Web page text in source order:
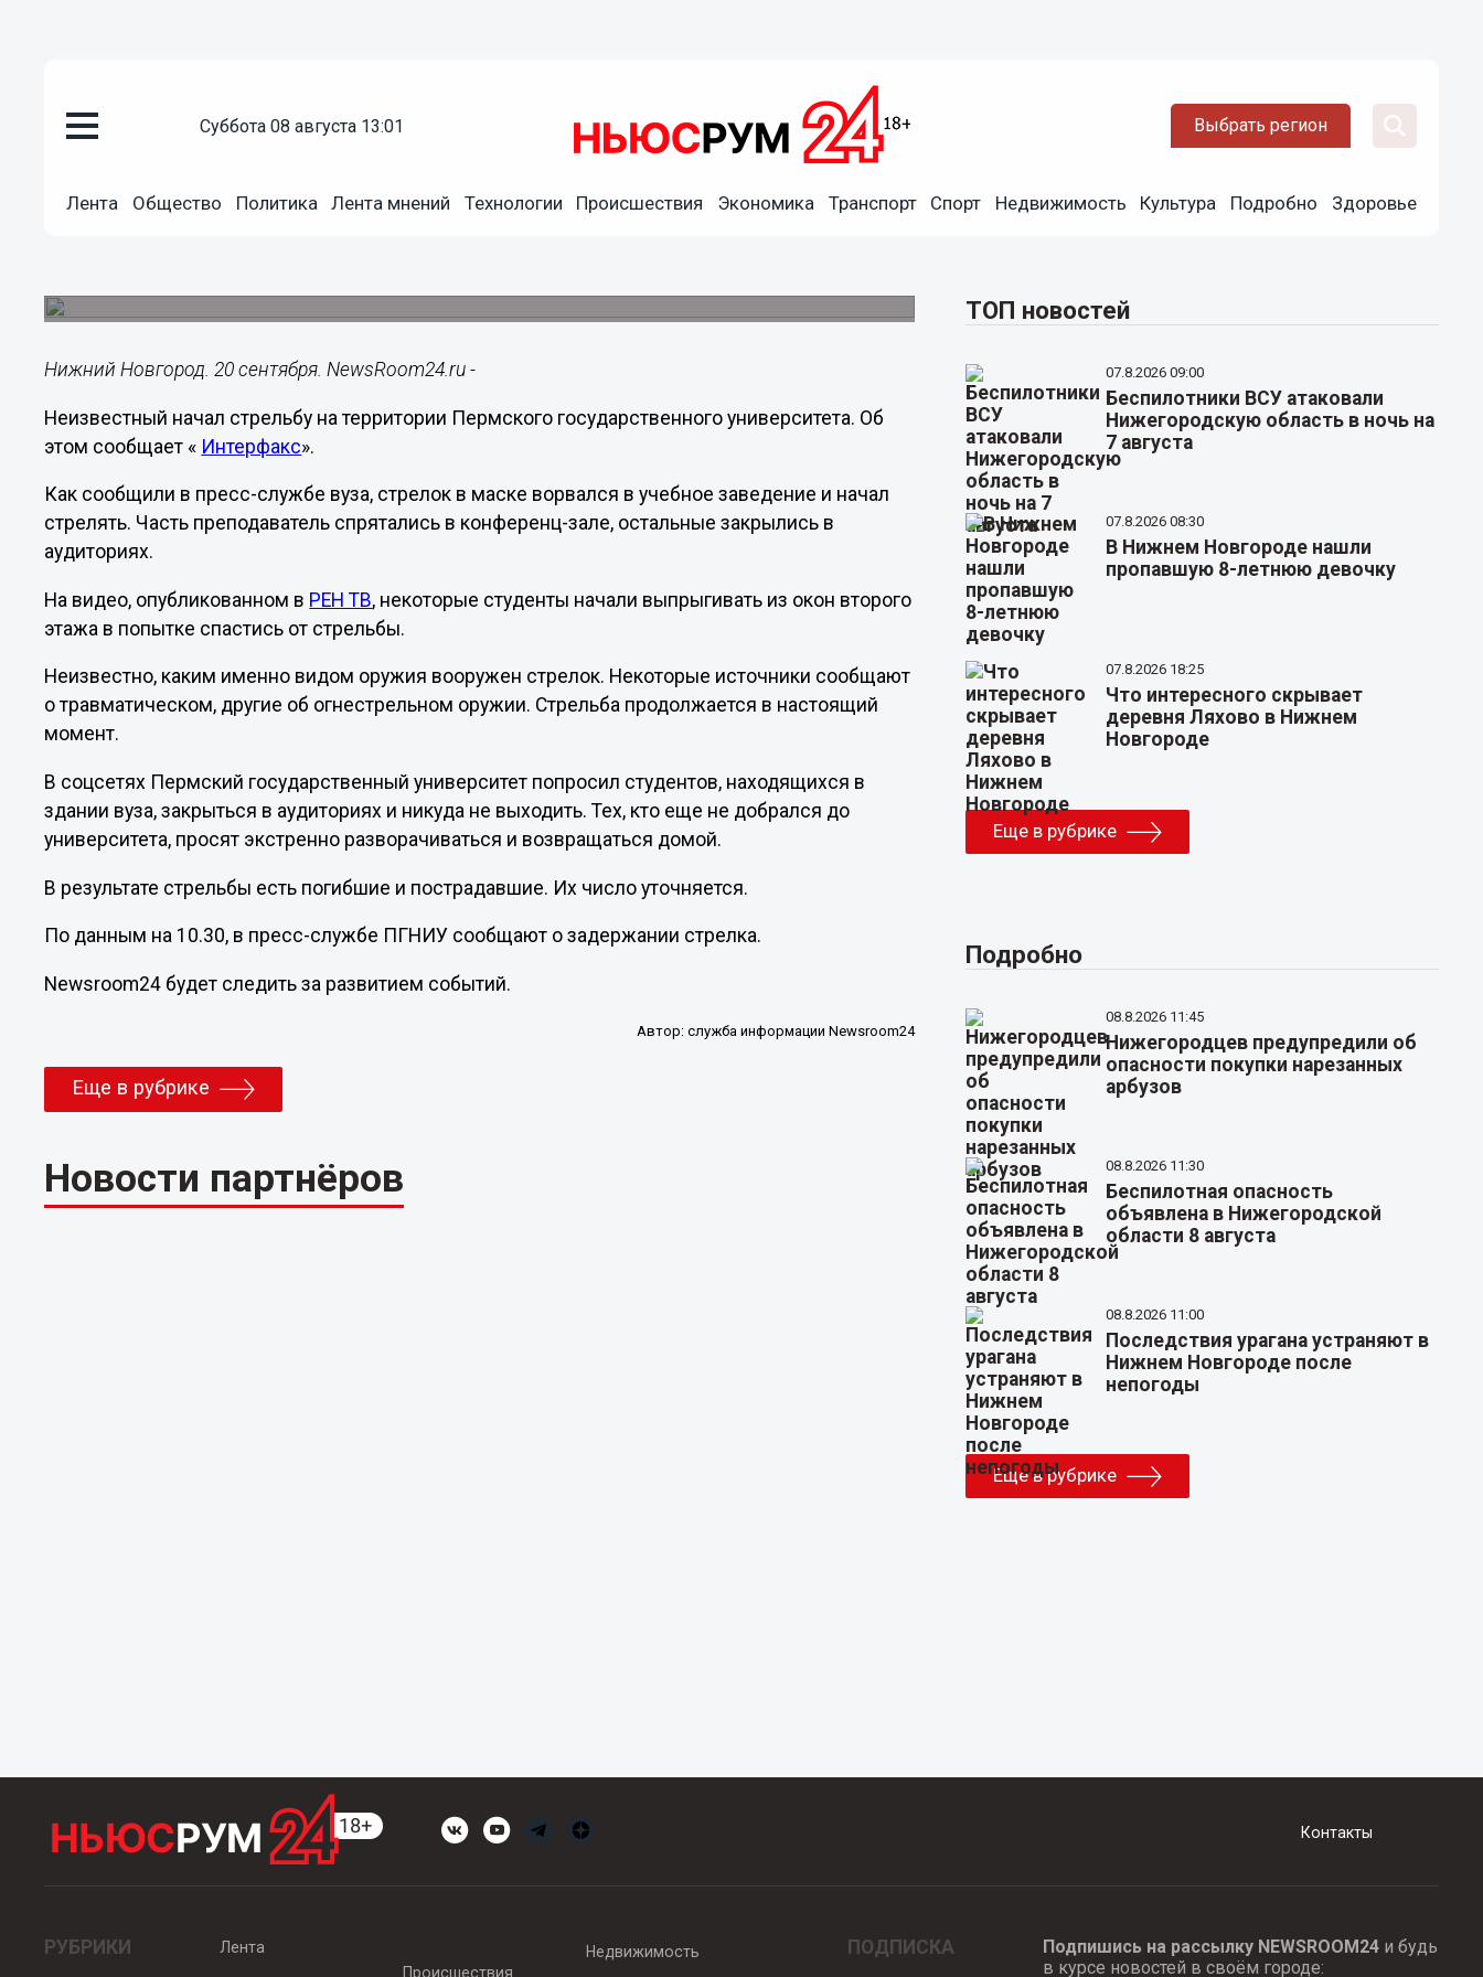
суббота 08 августа 13:01 Выбрать регион
Лента Общество Политика Лента мнений Технологии Происшествия Экономика Транспорт Спорт Недвижимость Культура Подробно Здоровье
Неизвестный начал стрельбу в Пермском государственном
Нижний Новгород. 20 сентября. NewsRoom24.ru -
Неизвестный начал стрельбу на территории Пермского государственного университета. Об
этом сообщает « Интерфакс».
Как сообщили в пресс-службе вуза, стрелок в маске ворвался в учебное заведение и начал
стрелять. Часть преподаватель спрятались в конференц-зале, остальные закрылись в
аудиториях.
На видео, опубликованном в РЕН ТВ, некоторые студенты начали выпрыгивать из окон второго
этажа в попытке спастись от стрельбы.
Неизвестно, каким именно видом оружия вооружен стрелок. Некоторые источники сообщают
о травматическом, другие об огнестрельном оружии. Стрельба продолжается в настоящий
момент.
В соцсетях Пермский государственный университет попросил студентов, находящихся в
здании вуза, закрыться в аудиториях и никуда не выходить. Тех, кто еще не добрался до
университета, просят экстренно разворачиваться и возвращаться домой.
В результате стрельбы есть погибшие и пострадавшие. Их число уточняется.
По данным на 10.30, в пресс-службе ПГНИУ сообщают о задержании стрелка.
Newsroom24 будет следить за развитием событий.
Автор: служба информации Newsroom24
Еще в рубрике
Новости партнёров
ТОП новостей
07.8.2026 09:00
Беспилотники ВСУ атаковали
Нижегородскую область в ночь на
7 августа
07.8.2026 08:30
В Нижнем Новгороде нашли
пропавшую 8-летнюю девочку
07.8.2026 18:25
Что интересного скрывает
деревня Ляхово в Нижнем
Новгороде
Еще в рубрике
Подробно
08.8.2026 11:45
Нижегородцев предупредили об
опасности покупки нарезанных
арбузов
08.8.2026 11:30
Беспилотная опасность
объявлена в Нижегородской
области 8 августа
08.8.2026 11:00
Последствия урагана устраняют в
Нижнем Новгороде после
непогоды
Еще в рубрике
Контакты
РУБРИКИ
Лента
Происшествия
Недвижимость ПОДПИСКА Подпишись на рассылку NEWSROOM24и будь
в курсе новостей в своём городе: